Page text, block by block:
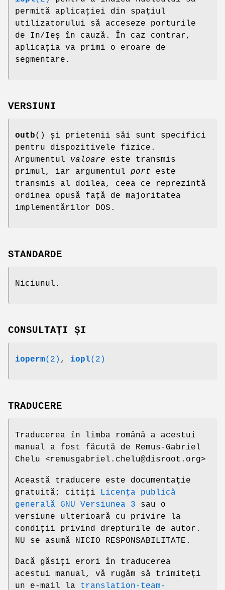
permită aplicației din spațiul
utilizatorului să acceseze porturile
de In/Ieș în cauză. În caz contrar,
aplicația va primi o eroare de
segmentare.
VERSIUNI
outb() și prietenii săi sunt specifici
pentru dispozitivele fizice.
Argumentul valoare este transmis
primul, iar argumentul port este
transmis al doilea, ceea ce reprezintă
ordinea opusă față de majoritatea
implementărilor DOS.
STANDARDE
Niciunul.
CONSULTAȚI ȘI
ioperm(2) , iopl(2)
TRADUCERE
Traducerea în limba română a acestui
manual a fost făcută de Remus-Gabriel
Chelu <remusgabriel.chelu@disroot.org>
Această traducere este documentație
gratuită; citiți
Licența publică
generală GNU Versiunea 3 sau o
versiune ulterioară cu privire la
condiții privind drepturile de autor.
NU se asumă NICIO RESPONSABILITATE.
Dacă găsiți erori în traducerea
acestui manual, vă rugăm să trimiteți
un e-mail la translation-team-